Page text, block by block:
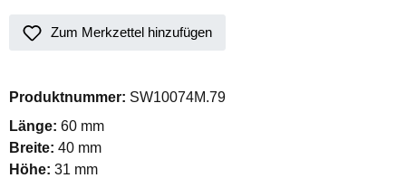
Zum Merkzettel hinzufügen
Produktnummer: SW10074M.79
Länge: 60 mm
Breite: 40 mm
Höhe: 31 mm